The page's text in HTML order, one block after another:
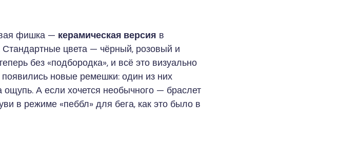
фишка — керамическая версия в
цвета — чёрный, розовый и
без «подбородка», и всё это визуально
новые ремешки: один из них
ощупь. А если хочется необычного — браслет
в режиме «пеббл» для бега, как это было в